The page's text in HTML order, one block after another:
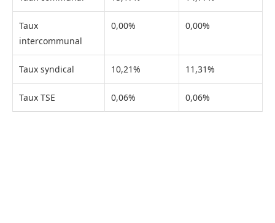
Taux
intercommunal
0,00% 0,00%
Taux syndical 10,21% 11,31%
Taux TSE 0,06% 0,06%